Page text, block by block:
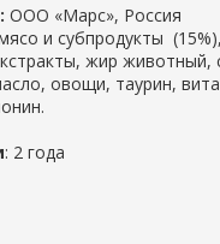
ООО «Марс», Россия
и субпродукты
жир
овощи, таурин,
: 2 года